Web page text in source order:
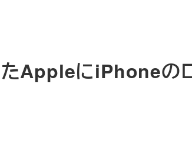
AppleにiPhoneの